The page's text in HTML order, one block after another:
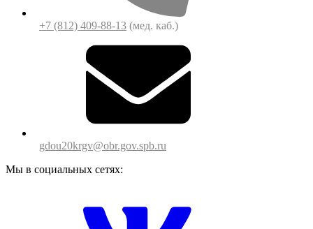
+7 (812) 409-88-13 (мед. каб.)
gdou20krgv@obr.gov.spb.ru
Мы в социальных сетях: